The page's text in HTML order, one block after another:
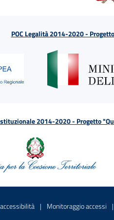
POC Legalità 2014-2020 -
2014-2020 - Progetto
una nuova finestraSito interno - Apre in una
Monitoraggio accessi